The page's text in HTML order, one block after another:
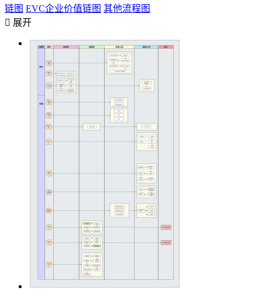
链图 EVC企业价值链图 其他流程图
 展开